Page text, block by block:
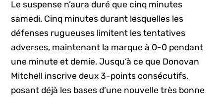
Le suspense n’aura duré que cinq minutes
samedi. Cinq minutes durant lesquelles les
défenses rugueuses limitent les tentatives
adverses, maintenant la marque à 0-0 pendant
une minute et demie. Jusqu’à ce que Donovan
Mitchell inscrive deux 3-points consécutifs,
posant déjà les bases d’une nouvelle très bonne